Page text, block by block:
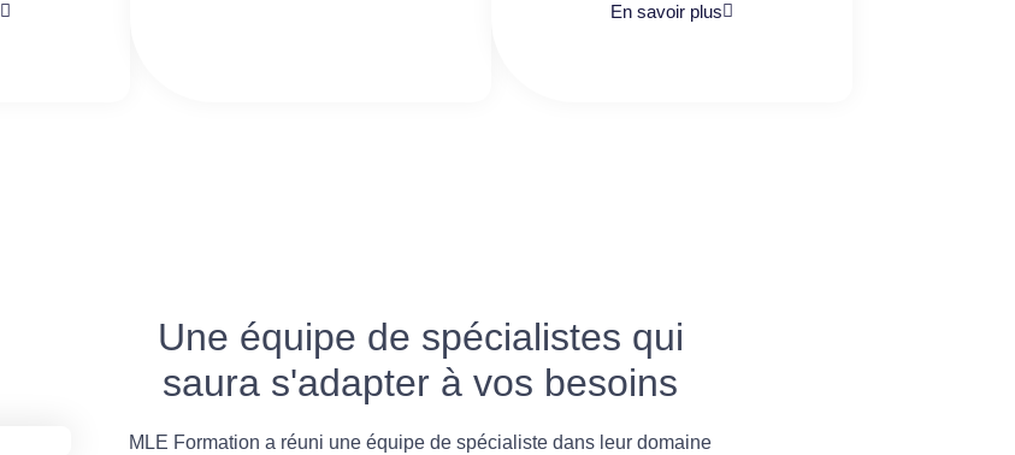
En savoir plus
Une équipe de spécialistes qui
saura s'adapter à vos besoins
MLE Formation a réuni une équipe de spécialiste dans leur domaine